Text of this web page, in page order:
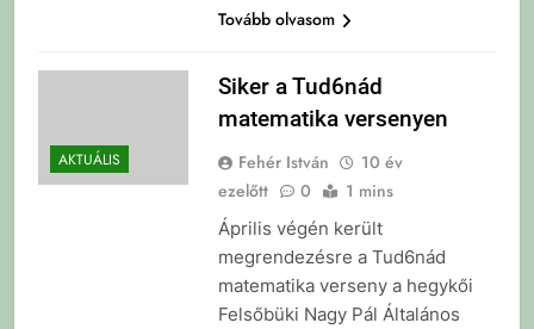
Tovább olvasom
AKTUÁLIS
Siker a Tud6nád
matematika versenyen
Fehér István
10 év
ezelőtt
0 1 mins
Április végén került
megrendezésre a Tud6nád
matematika verseny a hegykői
Felsőbüki Nagy Pál Általános